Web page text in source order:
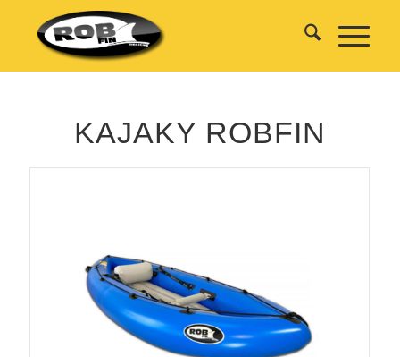
KAJAKY ROBFIN